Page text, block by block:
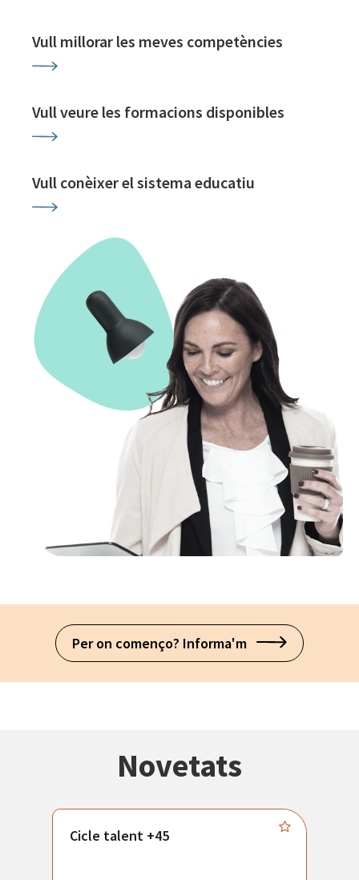
Vull millorar les meves competències
Vull veure les formacions disponibles
Vull conèixer el sistema educatiu
Per on començo? Informa'm
Novetats
Cicle talent +45